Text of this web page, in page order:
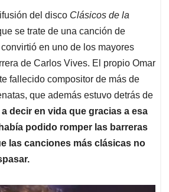
del disco Clásicos de la
se trate de una canción de
en uno de los mayores
de Carlos Vives. El propio Omar
fallecido compositor de más de
que además estuvo detrás de
a decir en vida que gracias a esa
podido romper las barreras
las canciones más clásicas no